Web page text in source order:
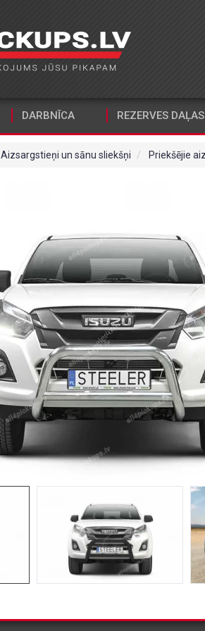
DARBNĪCA REZERVES DAĻAS
Aizsargstieņi un sānu sliekšņi Priekšējie